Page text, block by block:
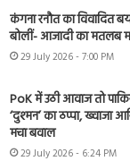
कंगना रनौत का विवादित
बोलीं- आजादी का मतलब
29 July 2026 - 7:00 PM
PoK में उठी आवाज तो
‘दुश्मन’ का ठप्पा, ख्वाजा
मचा बवाल
29 July 2026 - 6:24 PM